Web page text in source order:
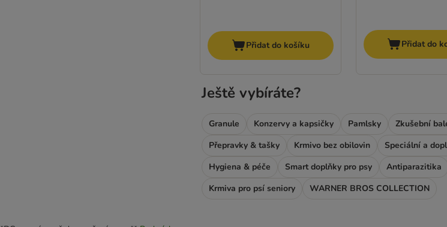
Přidat do košíku Přidat do
Ještě vybíráte?
Granule Konzervy a kapsičky Pamlsky Zkušební
Přepravky & tašky
Krmivo bez obilovin Speciální a
Hygiena & péče
Smart doplňky pro psy Antiparazitika
Krmiva pro psí seniory
WARNER BROS COLLECTION